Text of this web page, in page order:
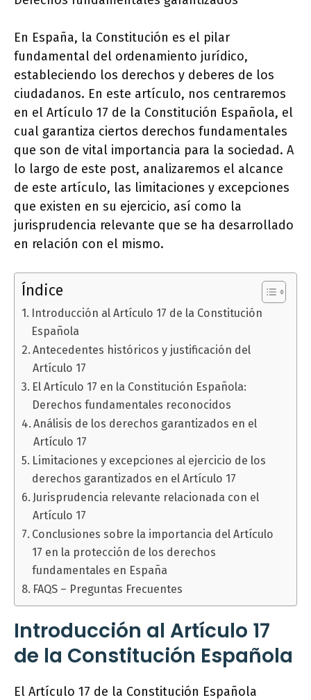
En España, la Constitución es el pilar
fundamental del ordenamiento jurídico,
estableciendo los derechos y deberes de los
ciudadanos. En este artículo, nos centraremos
en el Artículo 17 de la Constitución Española, el
cual garantiza ciertos derechos fundamentales
que son de vital importancia para la sociedad. A
lo largo de este post, analizaremos el alcance
de este artículo, las limitaciones y excepciones
que existen en su ejercicio, así como la
jurisprudencia relevante que se ha desarrollado
en relación con el mismo.
Índice
Introducción al Artículo 17 de la Constitución
Española
Antecedentes históricos y justificación del
Artículo 17
El Artículo 17 en la Constitución Española:
Derechos fundamentales reconocidos
Análisis de los derechos garantizados en el
Artículo 17
Limitaciones y excepciones al ejercicio de los
derechos garantizados en el Artículo 17
Jurisprudencia relevante relacionada con el
Artículo 17
Conclusiones sobre la importancia del Artículo
17 en la protección de los derechos
fundamentales en España
FAQS – Preguntas Frecuentes
Introducción al Artículo 17
de la Constitución Española
El Artículo 17 de la Constitución Española